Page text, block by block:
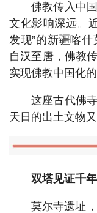
佛教传入中
文化影响深远。
发现”的新疆喀
自汉至唐，佛教
实现佛教中国化的
这座古代佛
天日的出土文物
双塔见证千
莫尔寺遗址